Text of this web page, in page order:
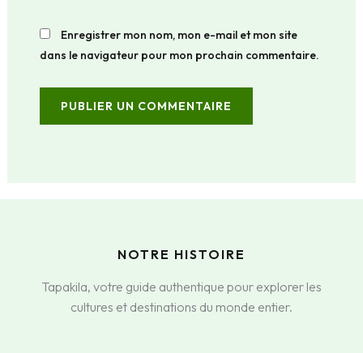
Enregistrer mon nom, mon e-mail et mon site
dans le navigateur pour mon prochain commentaire.
NOTRE HISTOIRE
Tapakila, votre guide authentique pour explorer les
cultures et destinations du monde entier.